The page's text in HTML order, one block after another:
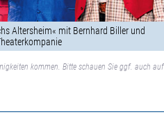
Altersheim« mit Bernhard Biller und
kommen. Bitte schauen Sie ggf. auch